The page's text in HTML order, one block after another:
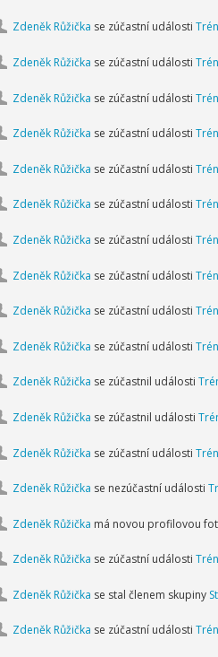
Zdeněk Růžička se zúčastní události
Zdeněk Růžička se zúčastní události
Zdeněk Růžička se zúčastní události
Zdeněk Růžička se zúčastní události
Zdeněk Růžička se zúčastní události
Zdeněk Růžička se zúčastní události
Zdeněk Růžička se zúčastní události
Zdeněk Růžička se zúčastní události
Zdeněk Růžička se zúčastní události
Zdeněk Růžička se zúčastní události
Zdeněk Růžička se zúčastnil události
Zdeněk Růžička se zúčastnil události
Zdeněk Růžička se zúčastní události
Zdeněk Růžička se nezúčastní události
Zdeněk Růžička má novou profilovou
Zdeněk Růžička se zúčastní události
Zdeněk Růžička se stal členem skupiny
Zdeněk Růžička se zúčastní události